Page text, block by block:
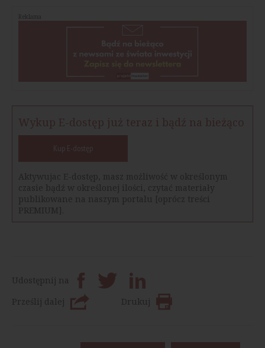
Reklama
Wykup E-dostęp już teraz i bądź na bieżąco
Kup E-dostęp
Aktywujac E-dostęp, masz możliwość w określonym
czasie bądź w określonej ilości, czytać materiały
publikowane na naszym portalu [oprócz treści
PREMIUM].
Udostępnij na
Prześlij dalej
Drukuj